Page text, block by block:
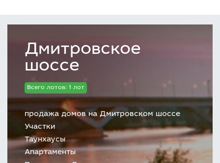
Дмитровское
шоссе
Всего лотов: 1 лот
продажа домов на Дмитровском шоссе
Участки
Таунхаусы
Апартаменты